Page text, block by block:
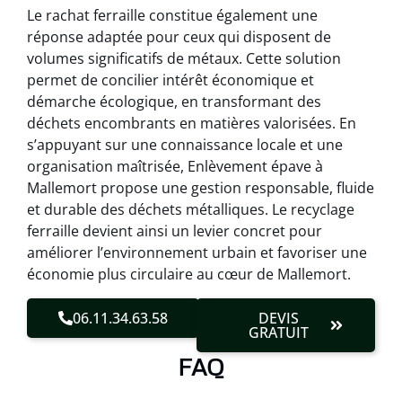
Le rachat ferraille constitue également une
réponse adaptée pour ceux qui disposent de
volumes significatifs de métaux. Cette solution
permet de concilier intérêt économique et
démarche écologique, en transformant des
déchets encombrants en matières valorisées. En
s’appuyant sur une connaissance locale et une
organisation maîtrisée, Enlèvement épave à
Mallemort propose une gestion responsable, fluide
et durable des déchets métalliques. Le recyclage
ferraille devient ainsi un levier concret pour
améliorer l’environnement urbain et favoriser une
économie plus circulaire au cœur de Mallemort.
06.11.34.63.58 DEVIS
GRATUIT
FAQ